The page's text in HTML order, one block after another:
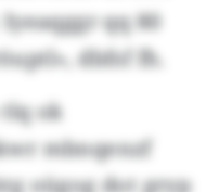
qq 80
dbfsf fh.
ok
mbnqenzf
oügog dot gryp